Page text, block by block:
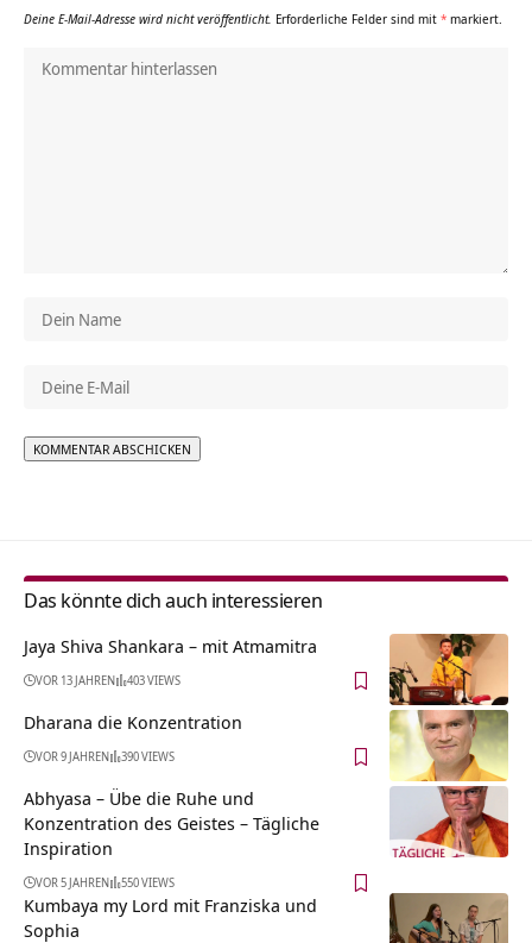
Deine E-Mail-Adresse wird nicht veröffentlicht. Erforderliche Felder sind mit * markiert.
Das könnte dich auch interessieren
Jaya Shiva Shankara – mit Atmamitra
VOR 13 JAHREN 403 VIEWS
Dharana die Konzentration
VOR 9 JAHREN 390 VIEWS
Abhyasa – Übe die Ruhe und
Konzentration des Geistes – Tägliche
Inspiration
VOR 5 JAHREN 550 VIEWS
Kumbaya my Lord mit Franziska und
Sophia